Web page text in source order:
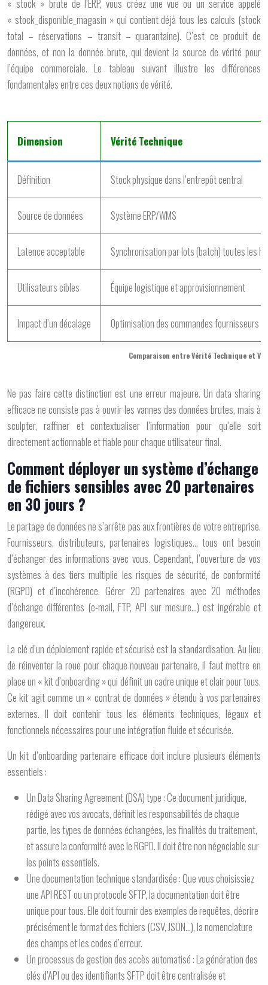
« stock » brute de l’ERP, vous créez une vue ou un service appelé
« stock_disponible_magasin » qui contient déjà tous les calculs (stock
total – réservations – transit – quarantaine). C’est ce produit de
données, et non la donnée brute, qui devient la source de vérité pour
l’équipe commerciale. Le tableau suivant illustre les différences
fondamentales entre ces deux notions de vérité.
Comparaison entre Vérité Technique et
Dimension Vérité Technique
Définition Stock physique dans l’entrepôt central
Source de données Système ERP/WMS
Latence acceptable Synchronisation par lots (batch) toutes les
Utilisateurs cibles Équipe logistique et approvisionnement
Impact d’un décalage Optimisation des commandes fournisseurs
Ne pas faire cette distinction est une erreur majeure. Un data sharing
efficace ne consiste pas à ouvrir les vannes des données brutes, mais à
sculpter, raffiner et contextualiser l’information pour qu’elle soit
directement actionnable et fiable pour chaque utilisateur final.
Comment déployer un système d’échange
de fichiers sensibles avec 20 partenaires
en 30 jours ?
Le partage de données ne s’arrête pas aux frontières de votre entreprise.
Fournisseurs, distributeurs, partenaires logistiques… tous ont besoin
d’échanger des informations avec vous. Cependant, l’ouverture de vos
systèmes à des tiers multiplie les risques de sécurité, de conformité
(RGPD) et d’incohérence. Gérer 20 partenaires avec 20 méthodes
d’échange différentes (e-mail, FTP, API sur mesure…) est ingérable et
dangereux.
La clé d’un déploiement rapide et sécurisé est la standardisation. Au lieu
de réinventer la roue pour chaque nouveau partenaire, il faut mettre en
place un « kit d’onboarding » qui définit un cadre unique et clair pour tous.
Ce kit agit comme un « contrat de données » étendu à vos partenaires
externes. Il doit contenir tous les éléments techniques, légaux et
fonctionnels nécessaires pour une intégration fluide et sécurisée.
Un kit d’onboarding partenaire efficace doit inclure plusieurs éléments
essentiels :
Un Data Sharing Agreement (DSA) type :Ce document juridique,
rédigé avec vos avocats, définit les responsabilités de chaque
partie, les types de données échangées, les finalités du traitement,
et assure la conformité avec le RGPD. Il doit être non négociable sur
les points essentiels.
Une documentation technique standardisée :Que vous choisissiez
une API REST ou un protocole SFTP, la documentation doit être
unique pour tous. Elle doit fournir des exemples de requêtes, décrire
précisément le format des fichiers (CSV, JSON…), la nomenclature
des champs et les codes d’erreur.
Un processus de gestion des accès automatisé :La génération des
clés d’API ou des identifiants SFTP doit être centralisée et